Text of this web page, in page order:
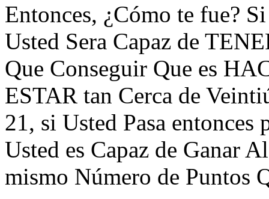
Entonces, ¿Cómo te fue?
Usted Sera Capaz de
Que Conseguir Que es
ESTAR tan Cerca de
21, si Usted Pasa
Usted es Capaz de Ganar
mismo Número de Puntos